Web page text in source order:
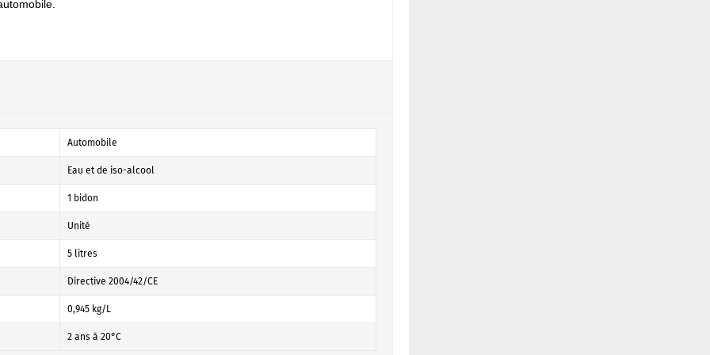
Automobile
Eau et de iso-alcool
1 bidon
Unité
5 litres
Directive 2004/42/CE
0,945 kg/L
2 ans à 20°C